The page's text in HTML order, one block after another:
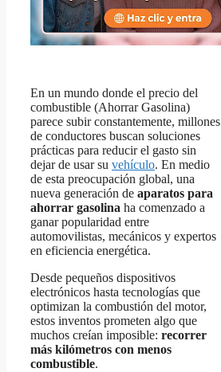
En un mundo donde el precio del
combustible (Ahorrar Gasolina)
parece subir constantemente, millones
de conductores buscan soluciones
prácticas para reducir el gasto sin
dejar de usar su vehículo. En medio
de esta preocupación global, una
nueva generación de aparatos para
ahorrar gasolina ha comenzado a
ganar popularidad entre
automovilistas, mecánicos y expertos
en eficiencia energética.
Desde pequeños dispositivos
electrónicos hasta tecnologías que
optimizan la combustión del motor,
estos inventos prometen algo que
muchos creían imposible: recorrer
más kilómetros con menos
combustible.